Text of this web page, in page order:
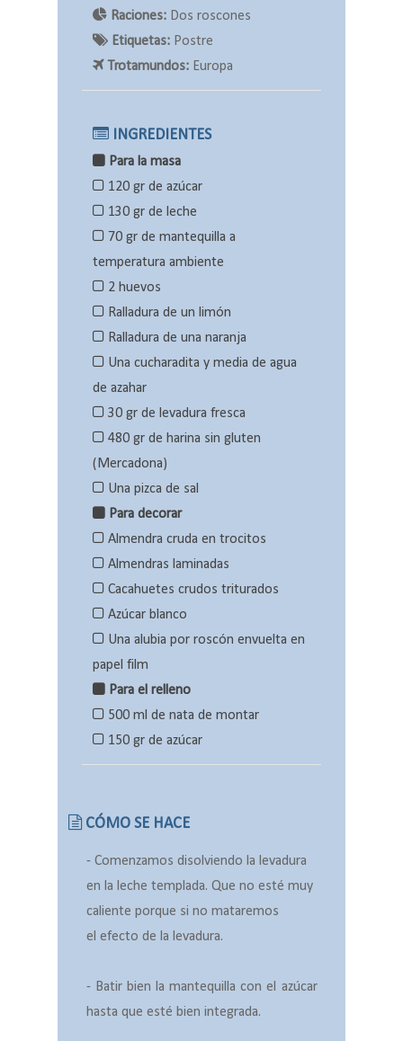
Raciones: Dos roscones
Etiquetas: Postre
Trotamundos: Europa
INGREDIENTES
Para la masa
120 gr de azúcar
130 gr de leche
70 gr de mantequilla a
temperatura ambiente
2 huevos
Ralladura de un limón
Ralladura de una naranja
Una cucharadita y media de agua
de azahar
30 gr de levadura fresca
480 gr de harina sin gluten
(Mercadona)
Una pizca de sal
Para decorar
Almendra cruda en trocitos
Almendras laminadas
Cacahuetes crudos triturados
Azúcar blanco
Una alubia por roscón envuelta en
papel film
Para el relleno
500 ml de nata de montar
150 gr de azúcar
CÓMO SE HACE
- Comenzamos disolviendo la levadura
en la leche templada. Que no esté muy
caliente porque si no mataremos
el efecto de la levadura.
- Batir bien la mantequilla con el azúcar
hasta que esté bien integrada.